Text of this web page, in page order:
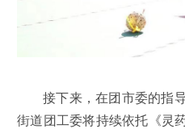
接下来，在团市委的指
街道团工委将持续依托《灵